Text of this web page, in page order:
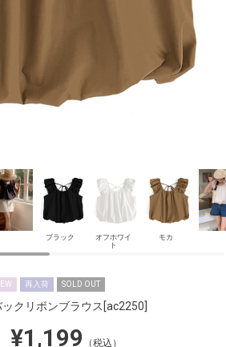
ブラック
オフホワイ
ト
モカ
再入荷 SOLD OUT
クリボンブラウス [ac2250]
¥1,199 （税込）